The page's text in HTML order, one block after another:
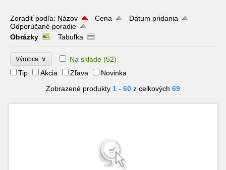
Zoradiť podľa: Názov Cena
Dátum pridania
Odporúčané poradie
Obrázky
Tabuľka
Výrobca ∨ Na sklade (52)
Tip
Akcia Zľava
Novinka
Zobrazené produkty 1 - 60 z celkových 69